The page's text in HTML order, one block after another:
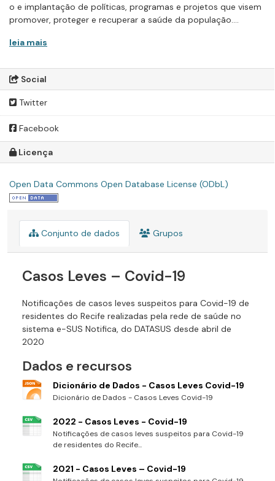
o e implantação de políticas, programas e projetos que visem
promover, proteger e recuperar a saúde da população....
leia mais
Social
Twitter
Facebook
Licença
Open Data Commons Open Database License (ODbL)
Conjunto de dados Grupos
Casos Leves – Covid-19
Notificações de casos leves suspeitos para Covid-19 de
residentes do Recife realizadas pela rede de saúde no
sistema e-SUS Notifica, do DATASUS desde abril de
2020
Dados e recursos
Dicionário de Dados - Casos Leves Covid-19
Dicionário de Dados - Casos Leves Covid-19
2022 - Casos Leves - Covid-19
Notificações de casos leves suspeitos para Covid-19
de residentes do Recife...
2021 - Casos Leves – Covid-19